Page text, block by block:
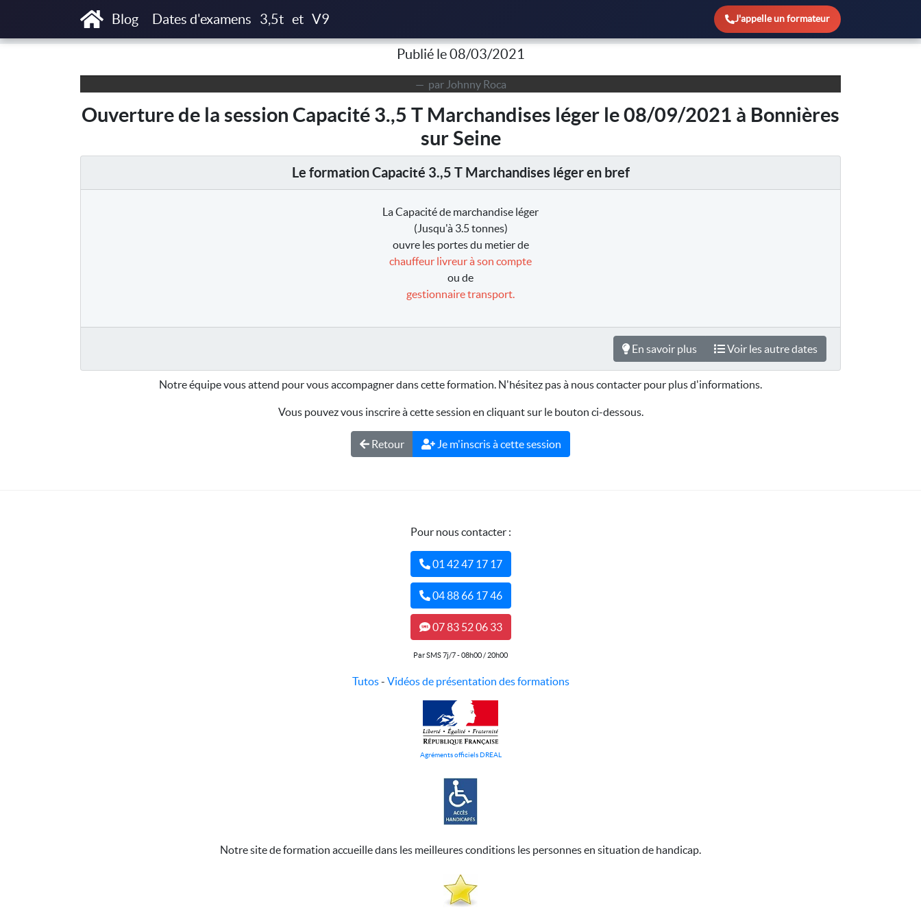
Blog Dates d'examens 3,5t et V9 J'appelle un formateur
Accueil Articles Ouverture de la session de Capacité 3.,5 T Marchandises léger du 08/09/2021 à Bonnières sur Seine
Publié le 08/03/2021
par Johnny Roca
Ouverture de la session Capacité 3.,5 T Marchandises léger le 08/09/2021 à Bonnières
sur Seine
Le formation Capacité 3.,5 T Marchandises léger en bref
La Capacité de marchandise léger
(Jusqu'à 3.5 tonnes)
ouvre les portes du metier de
chauffeur livreur à son compte
ou de
gestionnaire transport.
En savoir plus Voir les autre dates
Notre équipe vous attend pour vous accompagner dans cette formation. N'hésitez pas à nous contacter pour plus d'informations.
Vous pouvez vous inscrire à cette session en cliquant sur le bouton ci-dessous.
Retour Je m'inscris à cette session
Pour nous contacter :
01 42 47 17 17
04 88 66 17 46
07 83 52 06 33
Par SMS 7j/7 - 08h00 / 20h00
Tutos- Vidéos de présentation des formations
Agréments officiels DREAL
Notre site de formation accueille dans les meilleures conditions les personnes en situation de handicap.